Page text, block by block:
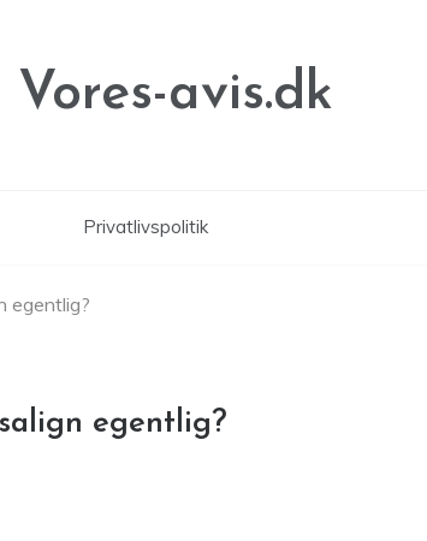
Vores-avis.dk
Privatlivspolitik
egentlig?
egentlig?